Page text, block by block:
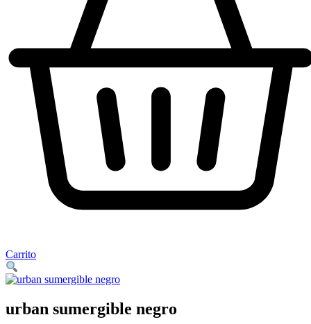
Carrito
urban sumergible negro